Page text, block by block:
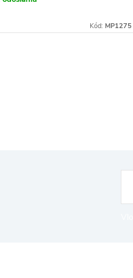
Kód: MP1275